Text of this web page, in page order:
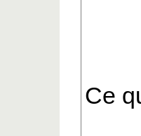
Ce